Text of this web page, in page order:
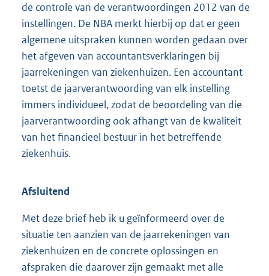
de controle van de verantwoordingen 2012 van de
instellingen. De NBA merkt hierbij op dat er geen
algemene uitspraken kunnen worden gedaan over
het afgeven van accountantsverklaringen bij
jaarrekeningen van ziekenhuizen. Een accountant
toetst de jaarverantwoording van elk instelling
immers individueel, zodat de beoordeling van die
jaarverantwoording ook afhangt van de kwaliteit
van het financieel bestuur in het betreffende
ziekenhuis.
Afsluitend
Met deze brief heb ik u geïnformeerd over de
situatie ten aanzien van de jaarrekeningen van
ziekenhuizen en de concrete oplossingen en
afspraken die daarover zijn gemaakt met alle